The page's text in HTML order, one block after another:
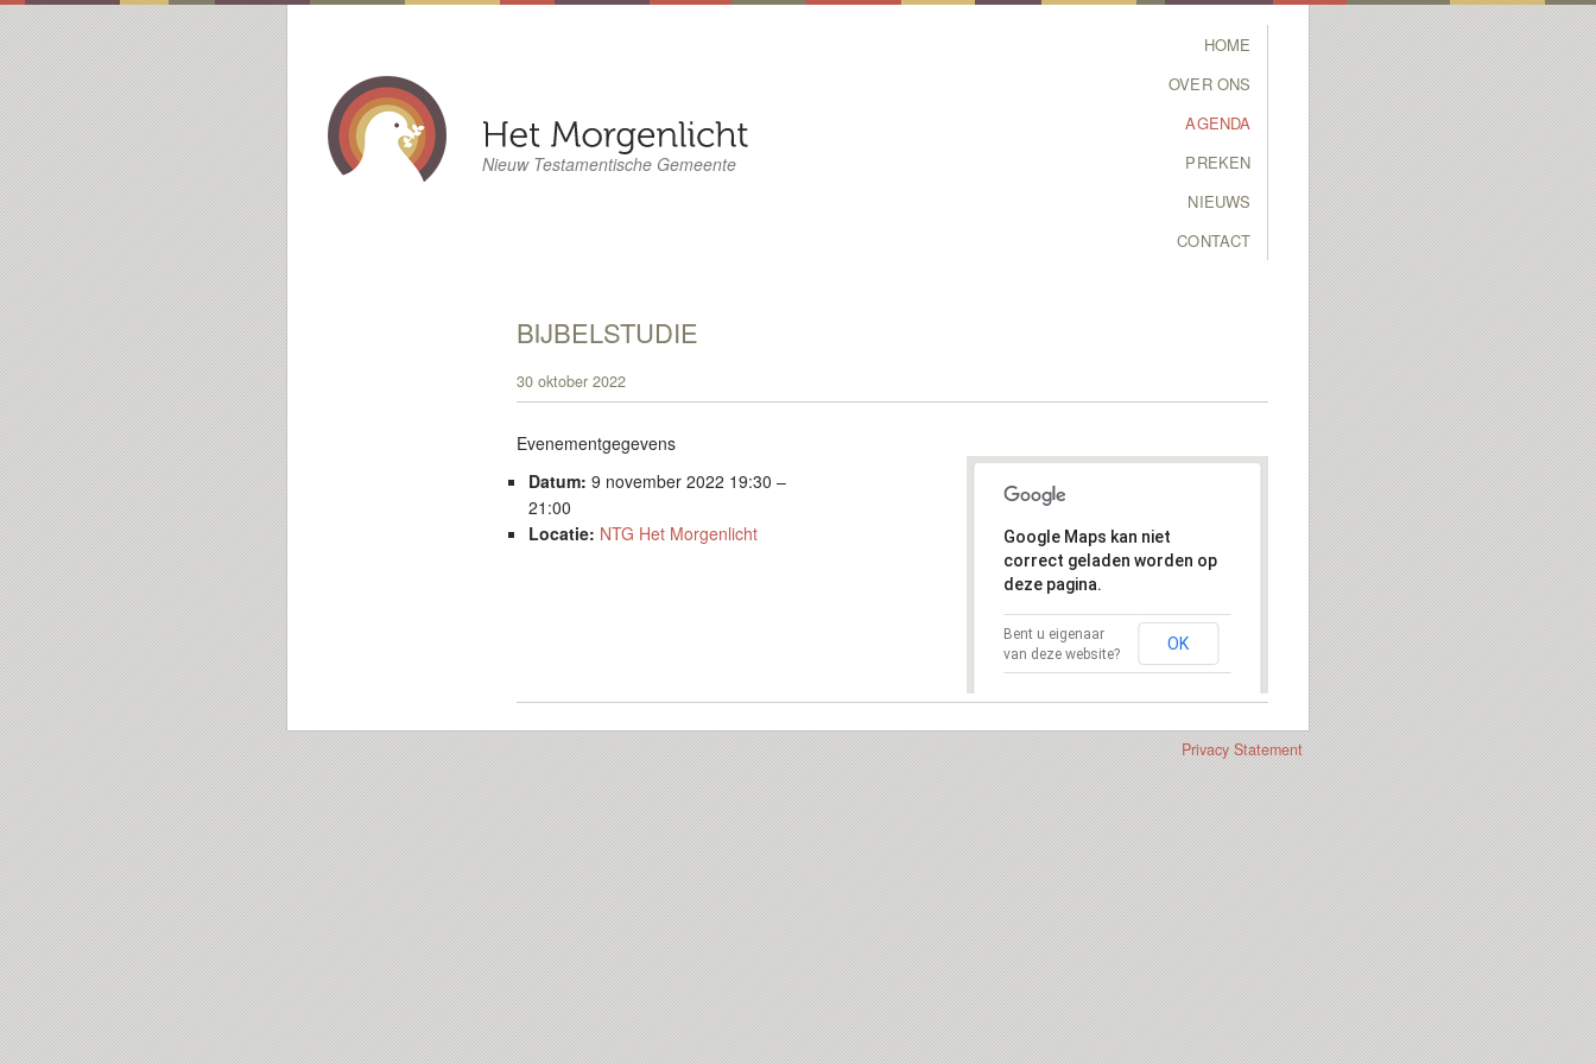
Nieuw Testamentische Gemeente
SKIP TO PRIMARY
CONTENT
SKIP TO SECONDARY
CONTENT
HOME
OVER ONS
AGENDA
PREKEN
NIEUWS
CONTACT
BIJBELSTUDIE
30 oktober 2022
Evenementgegevens
Datum: 9 november 2022 19:30 –
21:00
Locatie: NTG Het Morgenlicht
Google Maps kan niet
correct geladen worden op
deze pagina.
Bent u eigenaar
van deze website?
OK
Privacy Statement